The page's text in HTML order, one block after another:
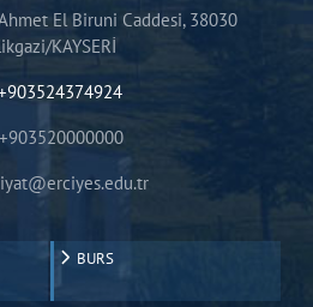
El Biruni Caddesi, 38030
KAYSERİ
+903520000000
BURS